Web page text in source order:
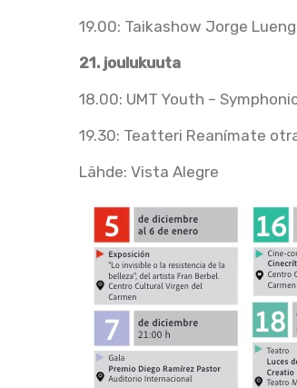
19.00: Taikashow Jorge
21. joulukuuta
18.00: UMT Youth –
19.30: Teatteri Reanímate
Lähde: Vista Alegre